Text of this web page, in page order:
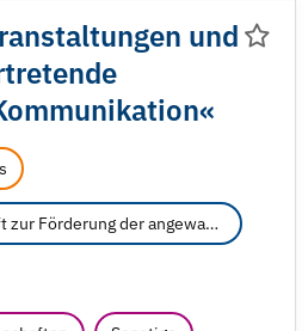
und
Fraunhofer-Gesellschaft zur Förderung der angewandten Forschung e.V.